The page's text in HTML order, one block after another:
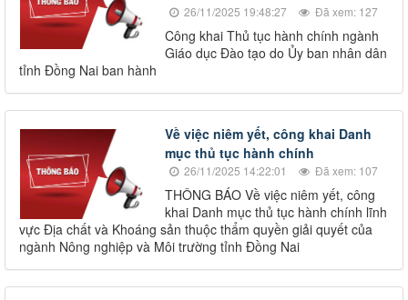
26/11/2025 19:48:27 Đã xem: 127
Công khai Thủ tục hành chính ngành
Giáo dục Đào tạo do Ủy ban nhân dân
tỉnh Đồng Nai ban hành
Về việc niêm yết, công khai Danh
mục thủ tục hành chính
26/11/2025 14:22:01 Đã xem: 107
THÔNG BÁO Về việc niêm yết, công
khai Danh mục thủ tục hành chính lĩnh
vực Địa chất và Khoáng sản thuộc thẩm quyền giải quyết của
ngành Nông nghiệp và Môi trường tỉnh Đồng Nai